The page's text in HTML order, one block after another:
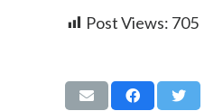
Post Views: 705